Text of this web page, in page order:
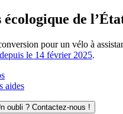
écologique de
pour un vélo à
le 14 février 2025.
aides
oubli ? Contactez-nous !